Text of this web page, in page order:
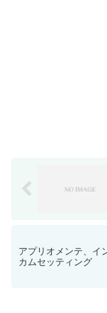
アプリオメンテ、イ
カムセッティング